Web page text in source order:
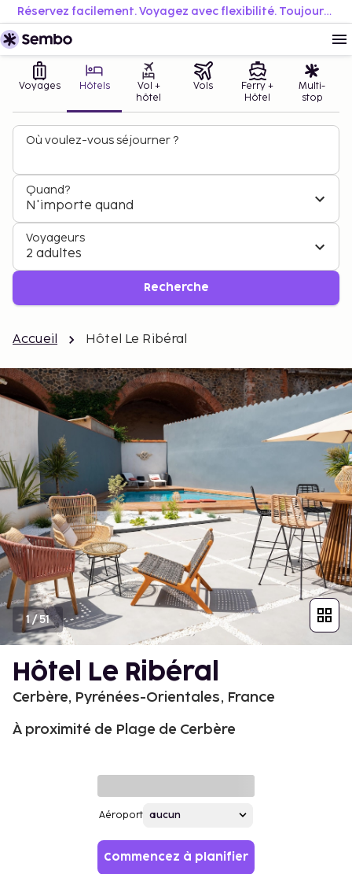
Réservez facilement. Voyagez avec flexibilité. Toujours au meilleur prix.
Voyages Hôtels
Vol +
hôtel
Vols
Ferry +
Hôtel
Multi-
stop
Où voulez-vous séjourner ?
Quand?
N'importe quand
Voyageurs
2 adultes
Recherche
Accueil Hôtel Le Ribéral
1 /51
Hôtel Le Ribéral
Cerbère, Pyrénées-Orientales, France
À proximité de Plage de Cerbère
Aéroport
Commencez à planifier